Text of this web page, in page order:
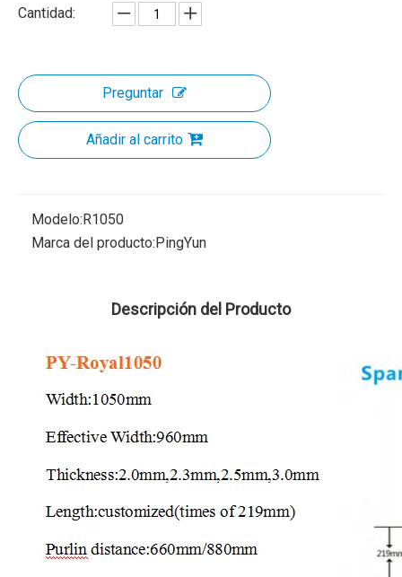
Cantidad:
Preguntar
Añadir al carrito
Modelo:R1050
Marca del producto:PingYun
Descripción del Producto